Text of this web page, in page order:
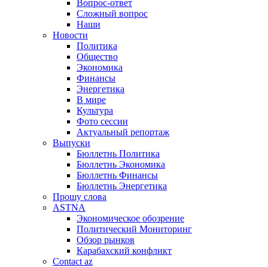
Вопрос-ответ
Сложный вопрос
Наши
Новости
Политика
Общество
Экономика
Финансы
Энергетика
В мире
Культура
Фото сессии
Актуальный репортаж
Выпуски
Бюллетнь Политика
Бюллетнь Экономика
Бюллетнь Финансы
Бюллетнь Энергетика
Прошу слова
ASTNA
Экономическое обозрение
Политический Мониторинг
Обзор рынков
Карабахский конфликт
Contact az